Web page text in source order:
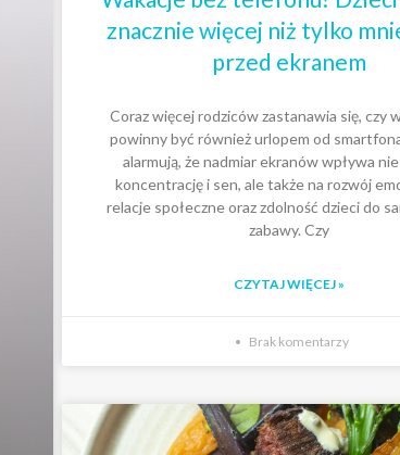
znacznie więcej niż tylko
przed ekranem
Coraz więcej rodziców zastanawia się, czy
powinny być również urlopem od
alarmują, że nadmiar ekranów wpływa
koncentrację i sen, ale także na rozwój
relacje społeczne oraz zdolność dzieci do
zabawy. Czy
CZYTAJ WIĘCEJ »
Brak komentarzy